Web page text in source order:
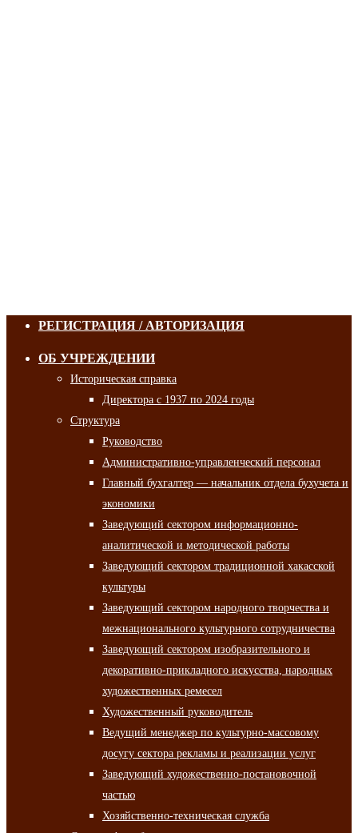
РЕГИСТРАЦИЯ / АВТОРИЗАЦИЯ
ОБ УЧРЕЖДЕНИИ
Историческая справка
Директора с 1937 по 2024 годы
Структура
Руководство
Административно-управленческий персонал
Главный бухгалтер — начальник отдела бухучета и
экономики
Заведующий сектором информационно-
аналитической и методической работы
Заведующий сектором традиционной хакасской
культуры
Заведующий сектором народного творчества и
межнационального культурного сотрудничества
Заведующий сектором изобразительного и
декоративно-прикладного искусства, народных
художественных ремесел
Художественный руководитель
Ведущий менеджер по культурно-массовому
досугу сектора рекламы и реализации услуг
Заведующий художественно-постановочной
частью
Хозяйственно-техническая служба